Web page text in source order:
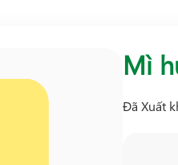
Mì
Đã Xuất